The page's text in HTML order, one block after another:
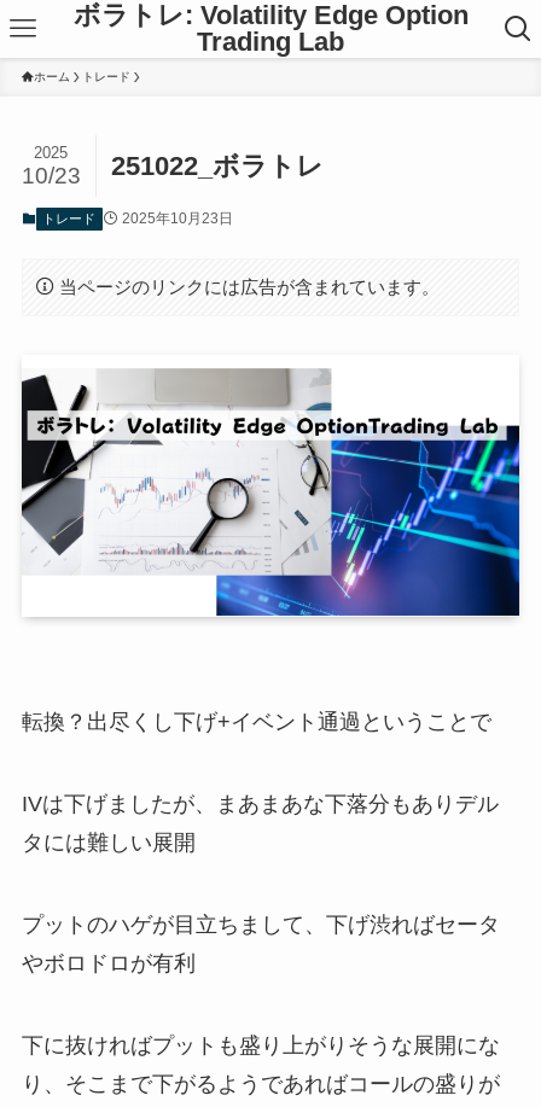
ボラトレ: Volatility Edge Option
Trading Lab
ホーム トレード
251022_ボラトレ
2025
10/23
トレード 2025年10月23日
当ページのリンクには広告が含まれています。
転換？出尽くし下げ+イベント通過ということで
IVは下げましたが、まあまあな下落分もありデル
タには難しい展開
プットのハゲが目立ちまして、下げ渋ればセータ
やボロドロが有利
下に抜ければプットも盛り上がりそうな展開にな
り、そこまで下がるようであればコールの盛りが